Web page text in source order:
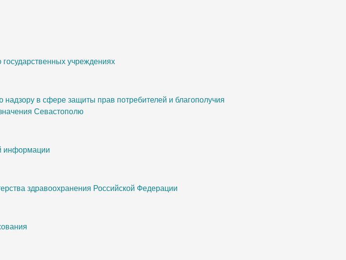
учреждениях
в сфере защиты прав потребителей и благополучия
Севастополю
информации
здравоохранения Российской Федерации